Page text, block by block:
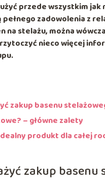
przede wszystkim jak
zadowolenia z
na stelażu, można
nieco więcej
zakup basenu
– główne zalety
produkt dla całej
zakup basenu